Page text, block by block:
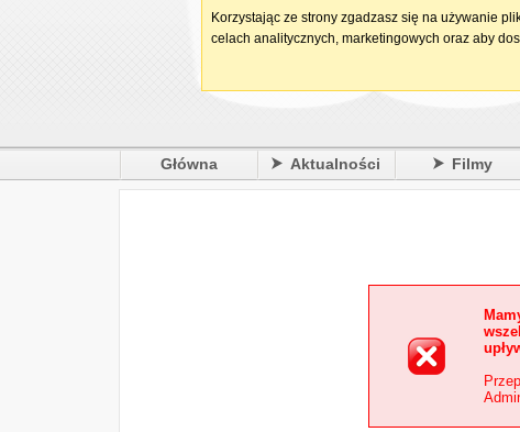
Główna Aktualności Filmy
Korzystając ze strony zgadzasz się na używanie
celach analitycznych, marketingowych oraz aby